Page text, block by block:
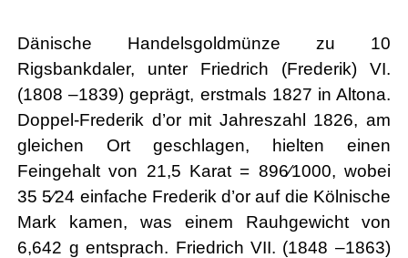
Dänische Handelsgoldmünze zu 10
Rigsbankdaler, unter Friedrich (Frederik) VI.
(1808 –1839) geprägt, erstmals 1827 in Altona.
Doppel-Frederik d’or mit Jahreszahl 1826, am
gleichen Ort geschlagen, hielten einen
Feingehalt von 21,5 Karat = 896⁄1000, wobei
35 5⁄24 einfache Frederik d’or auf die Kölnische
Mark kamen, was einem Rauhgewicht von
6,642 g entsprach. Friedrich VII. (1848 –1863)